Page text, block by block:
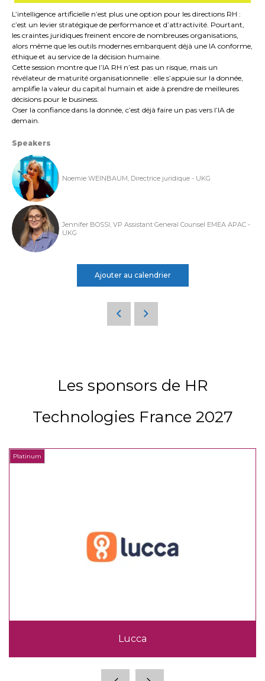
L’intelligence artificielle n’est plus une option pour les directions RH :
c’est un levier stratégique de performance et d’attractivité. Pourtant,
les craintes juridiques freinent encore de nombreuses organisations,
alors même que les outils modernes embarquent déjà une IA conforme,
éthique et au service de la décision humaine.
Cette session montre que l’IA RH n’est pas un risque, mais un
révélateur de maturité organisationnelle : elle s’appuie sur la donnée,
amplifie la valeur du capital humain et aide à prendre de meilleures
décisions pour le business.
Oser la confiance dans la donnée, c’est déjà faire un pas vers l’IA de
demain.
Speakers
Noemie WEINBAUM, Directrice juridique - UKG
Jennifer BOSSI, VP Assistant General Counsel EMEA APAC -
UKG
Ajouter au calendrier
Les sponsors de HR
Technologies France 2027
Platinum
Lucca